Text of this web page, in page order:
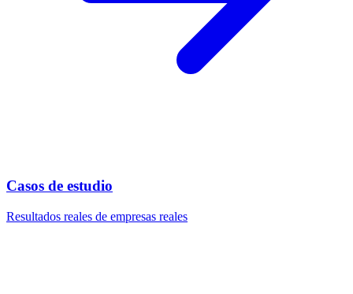
Casos de estudio
Resultados reales de empresas reales